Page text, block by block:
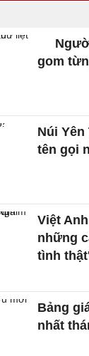
gom
Núi
tên gọi
Việt
những
tình
Bảng
nhất